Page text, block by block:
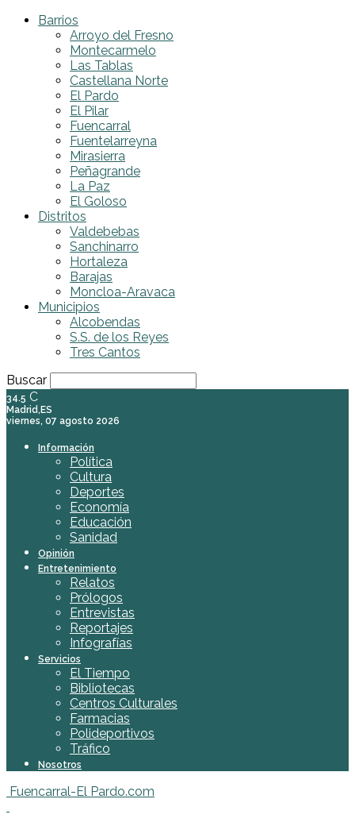
Barrios
Arroyo del Fresno
Montecarmelo
Las Tablas
Castellana Norte
El Pardo
El Pilar
Fuencarral
Fuentelarreyna
Mirasierra
Peñagrande
La Paz
El Goloso
Distritos
Valdebebas
Sanchinarro
Hortaleza
Barajas
Moncloa-Aravaca
Municipios
Alcobendas
S.S. de los Reyes
Tres Cantos
Buscar
34.5 C
Madrid,ES
viernes, 07 agosto 2026
Información
Política
Cultura
Deportes
Economía
Educación
Sanidad
Opinión
Entretenimiento
Relatos
Prólogos
Entrevistas
Reportajes
Infografías
Servicios
El Tiempo
Bibliotecas
Centros Culturales
Farmacias
Polideportivos
Tráfico
Nosotros
Fuencarral-El Pardo.com